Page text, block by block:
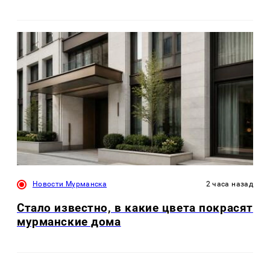
Новости Мурманска 2 часа назад
Стало известно, в какие цвета покрасят
мурманские дома